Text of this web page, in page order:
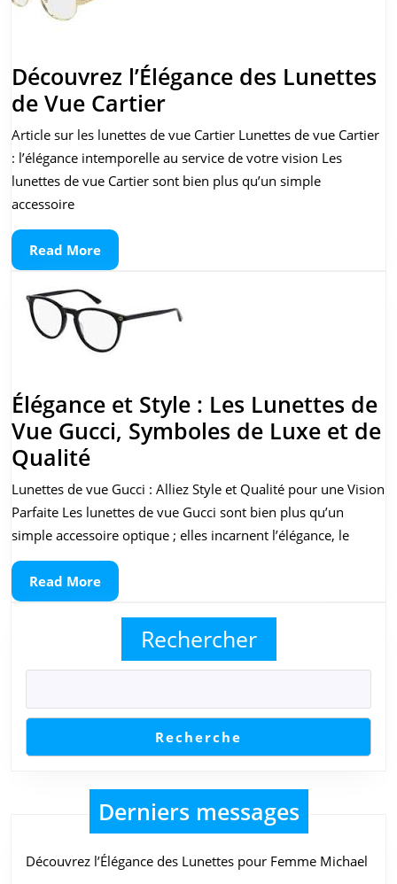
Découvrez l’Élégance des Lunettes
de Vue CartierDécouvrez
l’Élégance
des
Lunettes
Article sur les lunettes de vue Cartier Lunettes de vue Cartier
: l’élégance intemporelle au service de votre vision Les
lunettes de vue Cartier sont bien plus qu’un simple
accessoire
Read MoreRead
More
Élégance et Style : Les Lunettes de
Vue Gucci, Symboles de Luxe et de
QualitéÉlégance
et
Style
:
Les
Lunettes
Gucci,
de
Luxe
de
Qualité
Lunettes de vue Gucci : Alliez Style et Qualité pour une Vision
Parfaite Les lunettes de vue Gucci sont bien plus qu’un
simple accessoire optique ; elles incarnent l’élégance, le
Read MoreRead
More
Rechercher
Recherche
Derniers messages
Découvrez l’Élégance des Lunettes pour Femme Michael